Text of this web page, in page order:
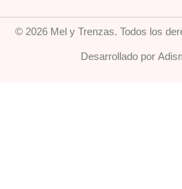
© 2026 Mel y Trenzas. Todos los
Desarrollado por